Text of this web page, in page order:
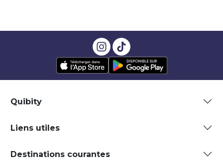
Quibity
Liens utiles
Destinations courantes